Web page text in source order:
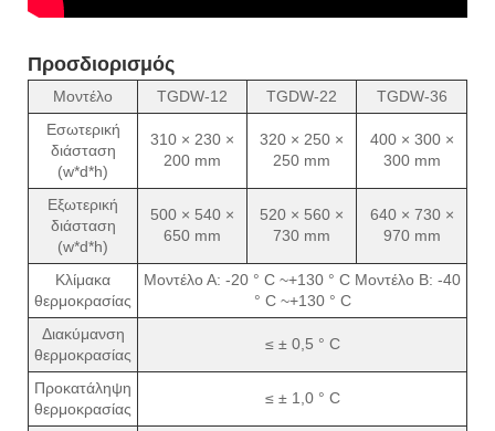
Προσδιορισμός
Μοντέλο TGDW-12 TGDW-22
TGDW-36
Εσωτερική
διάσταση
(w*d*h)
310 × 230 ×
200 mm
320 × 250 ×
250 mm
400 × 300 ×
300 mm
Εξωτερική
διάσταση
(w*d*h)
500 × 540 ×
650 mm
520 × 560 ×
730 mm
640 × 730 ×
970 mm
Κλίμακα
θερμοκρασίας
Μοντέλο Α: -20 ° C ~+130 ° C Μοντέλο B: -40
° C ~+130 ° C
Διακύμανση
θερμοκρασίας
≤ ± 0,5 ° C
Προκατάληψη
θερμοκρασίας
≤ ± 1,0 ° C